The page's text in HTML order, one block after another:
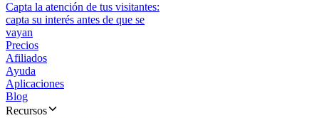
Capta la atención de tus visitantes:
capta su interés antes de que se
vayan
Precios
Afiliados
Ayuda
Aplicaciones
Blog
Recursos